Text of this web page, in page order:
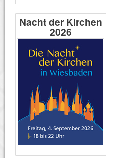
Nacht der Kirchen
2026